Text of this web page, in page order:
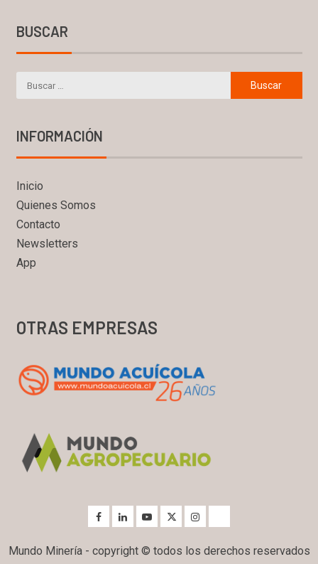
BUSCAR
INFORMACIÓN
Inicio
Quienes Somos
Contacto
Newsletters
App
OTRAS EMPRESAS
Mundo Minería - copyright © todos los derechos reservados